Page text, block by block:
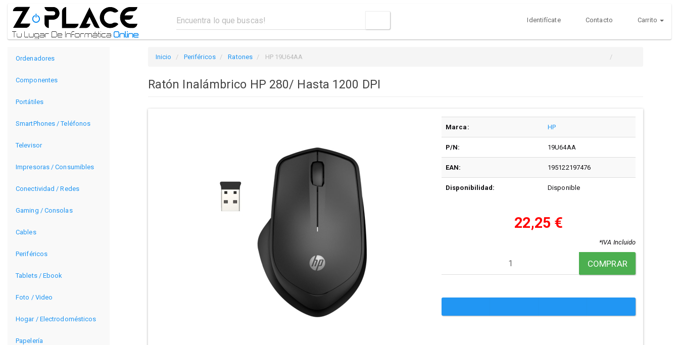
Identifícate Contacto Carrito
Ordenadores
Componentes
Portátiles
SmartPhones / Teléfonos
Televisor
Impresoras / Consumibles
Conectividad / Redes
Gaming / Consolas
Cables
Periféricos
Tablets / Ebook
Foto / Video
Hogar / Electrodomésticos
Papelería
Inicio Periféricos Ratones HP 19U64AA
Ratón Inalámbrico HP 280/ Hasta 1200 DPI
Marca: HP
P/N: 19U64AA
EAN: 195122197476
Disponibilidad: Disponible
22,25 €
*IVA Incluido
COMPRAR